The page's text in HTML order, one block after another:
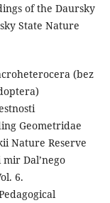
of the Daursky
State Nature
(bez
Geometridae
Nature Reserve
Dal’nego
6.